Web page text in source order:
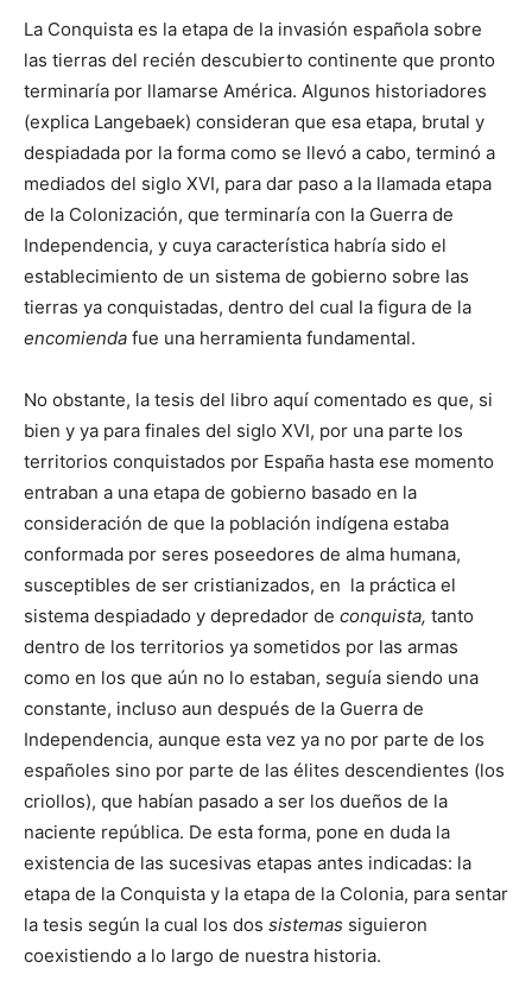
La Conquista es la etapa de la invasión española sobre
las tierras del recién descubierto continente que pronto
terminaría por llamarse América. Algunos historiadores
(explica Langebaek) consideran que esa etapa, brutal y
despiadada por la forma como se llevó a cabo, terminó a
mediados del siglo XVI, para dar paso a la llamada etapa
de la Colonización, que terminaría con la Guerra de
Independencia, y cuya característica habría sido el
establecimiento de un sistema de gobierno sobre las
tierras ya conquistadas, dentro del cual la figura de la
encomienda fue una herramienta fundamental.
No obstante, la tesis del libro aquí comentado es que, si
bien y ya para finales del siglo XVI, por una parte los
territorios conquistados por España hasta ese momento
entraban a una etapa de gobierno basado en la
consideración de que la población indígena estaba
conformada por seres poseedores de alma humana,
susceptibles de ser cristianizados, en la práctica el
sistema despiadado y depredador de conquista, tanto
dentro de los territorios ya sometidos por las armas
como en los que aún no lo estaban, seguía siendo una
constante, incluso aun después de la Guerra de
Independencia, aunque esta vez ya no por parte de los
españoles sino por parte de las élites descendientes (los
criollos), que habían pasado a ser los dueños de la
naciente república. De esta forma, pone en duda la
existencia de las sucesivas etapas antes indicadas: la
etapa de la Conquista y la etapa de la Colonia, para sentar
la tesis según la cual los dos sistemas siguieron
coexistiendo a lo largo de nuestra historia.